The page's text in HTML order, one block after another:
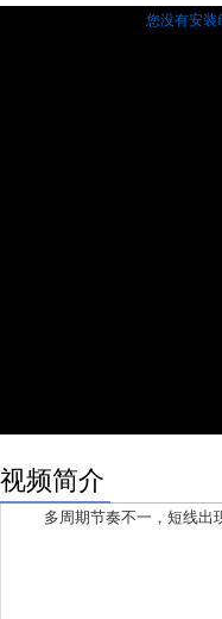
您没有安装
视频简介
多周期节奏不一，短线出现